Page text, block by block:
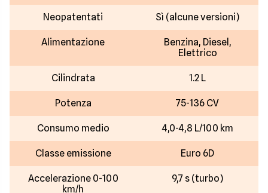
Neopatentati Sì (alcune versioni)
Alimentazione
Benzina, Diesel,
Elettrico
Cilindrata 1.2 L
Potenza 75-136 CV
Consumo medio 4,0-4,8 L/100 km
Classe emissione Euro 6D
Accelerazione 0-100
km/h
9,7 s (turbo)